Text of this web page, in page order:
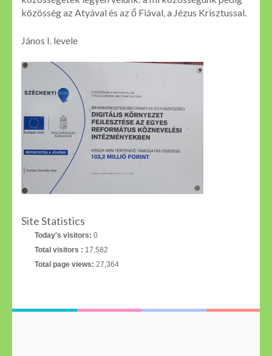
közösség az Atyával és az ő Fiával, a Jézus Krisztussal.
János I. levele
Site Statistics
Today's visitors: 0
Total visitors : 17,582
Total page views: 27,364